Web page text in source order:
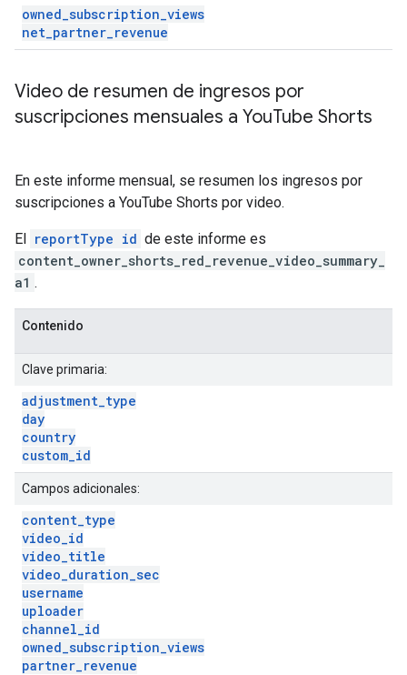
owned_subscription_views
net_partner_revenue
Video de resumen de ingresos por
suscripciones mensuales a YouTube Shorts
En este informe mensual, se resumen los ingresos por
suscripciones a YouTube Shorts por video.
El reportType id de este informe es
content_owner_shorts_red_revenue_video_summary_
a1 .
Contenido
Clave primaria:
adjustment_type
day
country
custom_id
Campos adicionales:
content_type
video_id
video_title
video_duration_sec
username
uploader
channel_id
owned_subscription_views
partner_revenue